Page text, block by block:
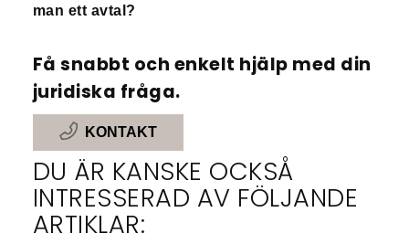
man ett avtal?
Få snabbt och enkelt hjälp med din
juridiska fråga.
KONTAKT
DU ÄR KANSKE OCKSÅ
INTRESSERAD AV FÖLJANDE
ARTIKLAR: